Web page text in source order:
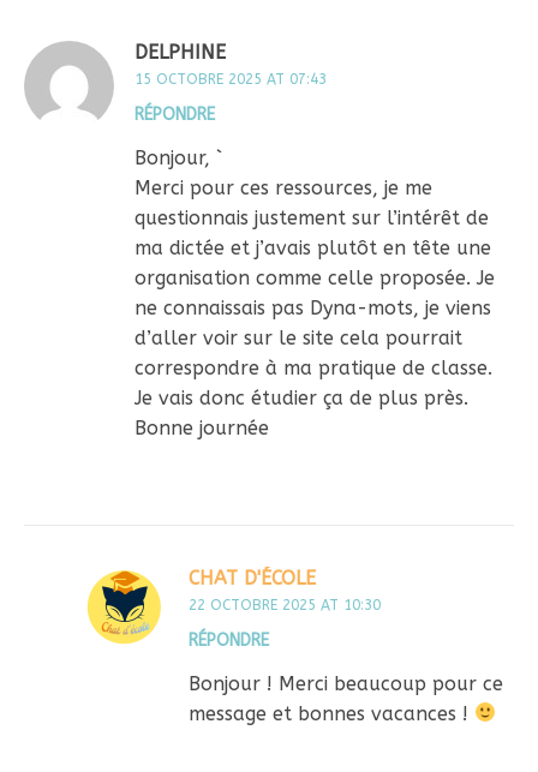
DELPHINE
15 OCTOBRE 2025 AT 07:43
RÉPONDRE
Bonjour, `
Merci pour ces ressources, je me
questionnais justement sur l’intérêt de
ma dictée et j’avais plutôt en tête une
organisation comme celle proposée. Je
ne connaissais pas Dyna-mots, je viens
d’aller voir sur le site cela pourrait
correspondre à ma pratique de classe.
Je vais donc étudier ça de plus près.
Bonne journée
CHAT D'ÉCOLE
22 OCTOBRE 2025 AT 10:30
RÉPONDRE
Bonjour ! Merci beaucoup pour ce
message et bonnes vacances !